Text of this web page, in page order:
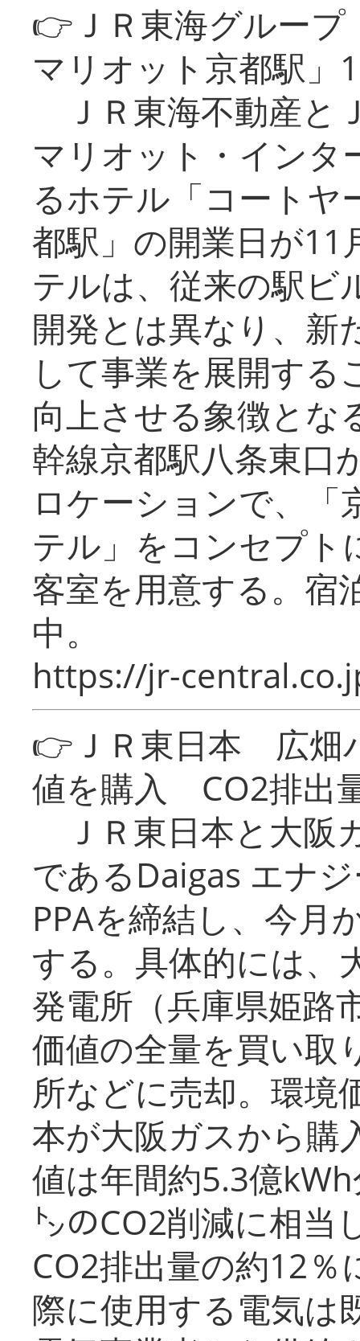
👉ＪＲ東海グルー
マリオット京都駅」
ＪＲ東海不動産と
マリオット・インタ
るホテル「コートヤ
都駅」の開業日が11
テルは、従来の駅ビ
開発とは異なり、新
して事業を展開する
向上させる象徴とな
幹線京都駅八条東口
ロケーションで、「
テル」をコンセプト
客室を用意する。宿
中。
https://jr-
👉ＪＲ東日本 広畑
値を購入 CO2排出
ＪＲ東日本と大阪
であるDaigas エナ
PPAを締結し、今月
する。具体的には、
発電所（兵庫県姫路
価値の全量を買い取
所などに売却。環境
本が大阪ガスから購
値は年間約5.3億
㌧のCO2削減に相当
CO2排出量の約12％
際に使用する電気は